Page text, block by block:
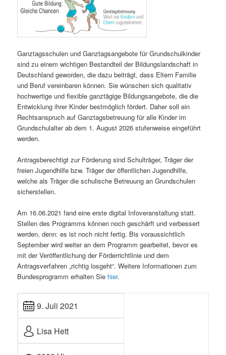
Ganztagsschulen und Ganztagsangebote für Grundschulkinder
sind zu einem wichtigen Bestandteil der Bildungslandschaft in
Deutschland geworden, die dazu beiträgt, dass Eltern Familie
und Beruf vereinbaren können. Sie wünschen sich qualitativ
hochwertige und flexible ganztägige Bildungsangebote, die die
Entwicklung ihrer Kinder bestmöglich fördert. Daher soll ein
Rechtsanspruch auf Ganztagsbetreuung für alle Kinder im
Grundschulalter ab dem 1. August 2026 stufenweise eingeführt
werden.
Antragsberechtigt zur Förderung sind Schulträger, Träger der
freien Jugendhilfe bzw. Träger der öffentlichen Jugendhilfe,
welche als Träger die schulische Betreuung an Grundschulen
sicherstellen.
Am 16.06.2021 fand eine erste digital Infoveranstaltung statt.
Stellen des Programms können noch geschärft und verbessert
werden, denn: es ist noch nicht fertig. Bis voraussichtlich
September wird weiter an dem Programm gearbeitet, bevor es
mit der Veröffentlichung der Förderrichtlinie und dem
Antragsverfahren „richtig losgeht“. Weitere Informationen zum
Bundesprogramm erhalten Sie hier.
9. Juli 2021
Lisa Hett